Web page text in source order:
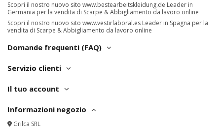
Scopri il nostro nuovo sito www.bestearbeitskleidung.de Leader in
Germania per la vendita di Scarpe & Abbigliamento da lavoro online
Scopri il nostro nuovo sito www.vestirlaboral.es Leader in Spagna per la
vendita di Scarpe & Abbigliamento da lavoro online
Domande frequenti (FAQ)
Servizio clienti
Il tuo account
Informazioni negozio
Grilca SRL